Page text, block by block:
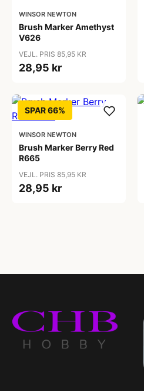
WINSOR NEWTON
Brush Marker Amethyst
V626
VEJL. PRIS 85,95 KR
28,95 kr
SPAR 66%
WINSOR NEWTON
Brush Marker Berry Red
R665
VEJL. PRIS 85,95 KR
28,95 kr